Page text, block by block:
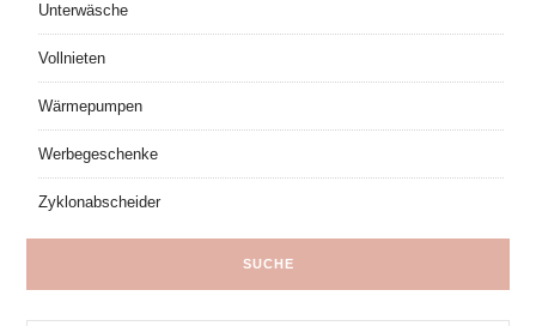
Unterwäsche
Vollnieten
Wärmepumpen
Werbegeschenke
Zyklonabscheider
SUCHE